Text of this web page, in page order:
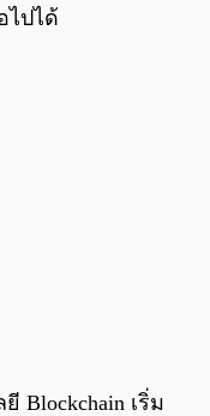
ไปได้
Blockchain เริ่ม